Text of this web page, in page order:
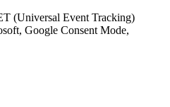
(Universal Event Tracking)
Google Consent Mode,